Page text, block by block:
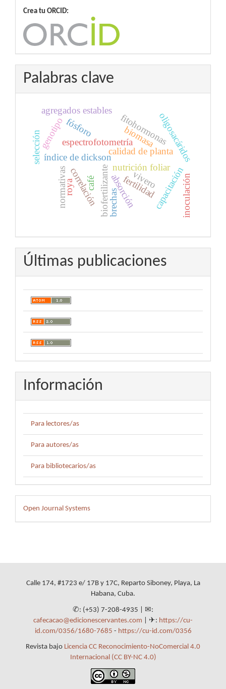
Crea tu ORCID:
Palabras clave
vivero
nutrición foliar
calidad de planta
índice de dickson
biomasa
biofertilizante
oligosacáridos
fitohormonas
espectrofotometría
fertilidad
genotipo
absorción
correlación capacitación
normativas brechas
café
roya
selección
agregados estables
fósforo
inoculación
Últimas publicaciones
Información
Para lectores/as
Para autores/as
Para bibliotecarios/as
Desarrollado
por
Open Journal Systems
Calle 174, #1723 e/ 17B y 17C, Reparto Siboney, Playa, La
Habana, Cuba.
✆: (+53) 7-208-4935 | ✉:
cafecacao@edicionescervantes.com | ✈: https://cu-
id.com/0356/1680-7685 - https://cu-id.com/0356
Revista bajo Licencia CC Reconocimiento-NoComercial 4.0
Internacional (CC BY-NC 4.0)